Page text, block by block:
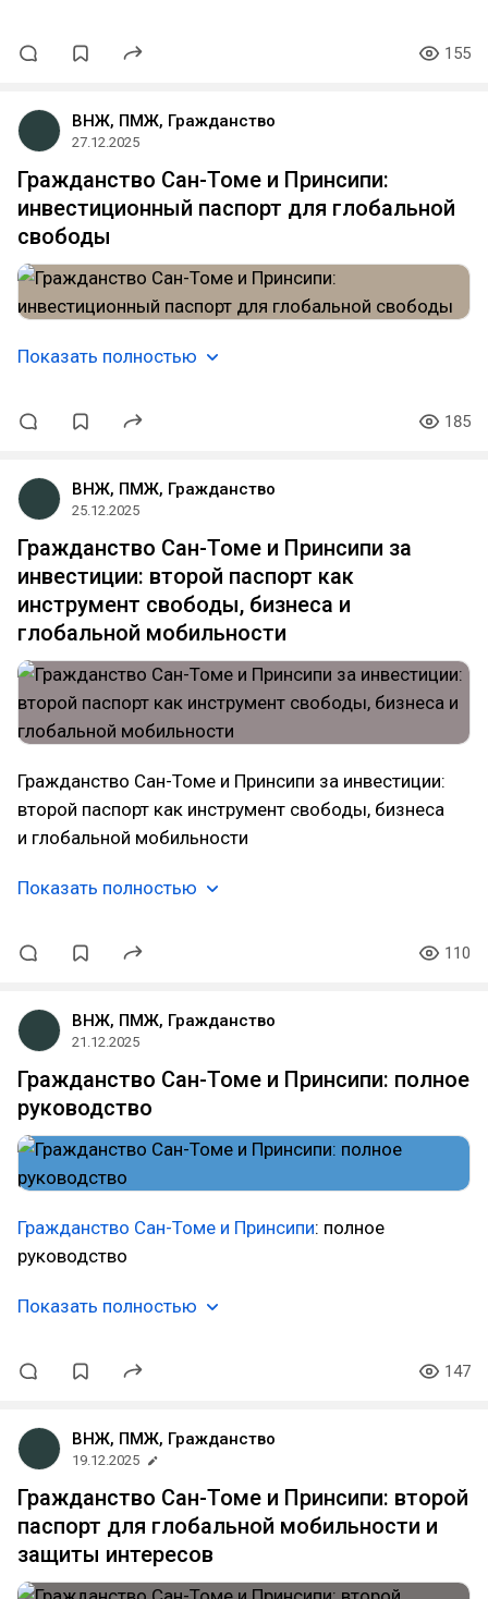
155
ВНЖ, ПМЖ, Гражданство
27.12.2025
Гражданство Сан-Томе и Принсипи:
инвестиционный паспорт для глобальной
свободы
Показать полностью
185
ВНЖ, ПМЖ, Гражданство
25.12.2025
Гражданство Сан-Томе и Принсипи за
инвестиции: второй паспорт как
инструмент свободы, бизнеса и
глобальной мобильности
Гражданство Сан-Томе и Принсипи за инвестиции:
второй паспорт как инструмент свободы, бизнеса
и глобальной мобильности
Показать полностью
110
ВНЖ, ПМЖ, Гражданство
21.12.2025
Гражданство Сан-Томе и Принсипи: полное
руководство
Гражданство Сан-Томе и Принсипи: полное
руководство
Показать полностью
147
ВНЖ, ПМЖ, Гражданство
19.12.2025
Гражданство Сан-Томе и Принсипи: второй
паспорт для глобальной мобильности и
защиты интересов